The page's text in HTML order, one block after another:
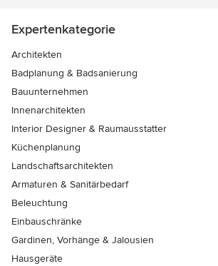
Expertenkategorie
Architekten
Badplanung & Badsanierung
Bauunternehmen
Innenarchitekten
Interior Designer & Raumausstatter
Küchenplanung
Landschaftsarchitekten
Armaturen & Sanitärbedarf
Beleuchtung
Einbauschränke
Gardinen, Vorhänge & Jalousien
Hausgeräte